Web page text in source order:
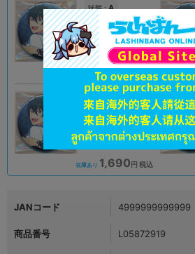
状態 :A
姫路店
在庫あり 1,690
状態 :未開封
天王寺店
在庫あり 1,690 円 税込
JANコード 4999999999999
商品番号 L05872919